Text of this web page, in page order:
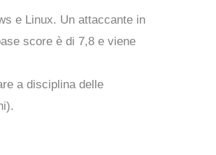
e Linux. Un attaccante in
score è di 7,8 e viene
a disciplina delle